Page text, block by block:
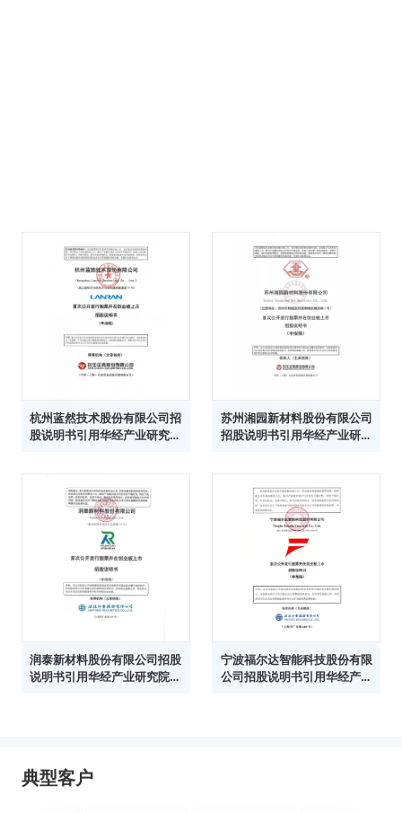
杭州蓝然技术股份有限公司招
股说明书引用华经产业研究院
苏州湘园新材料股份有限公司
招股说明书引用华经产业研究
润泰新材料股份有限公司招股
说明书引用华经产业研究院数
宁波福尔达智能科技股份有限
公司招股说明书引用华经产业
典型客户